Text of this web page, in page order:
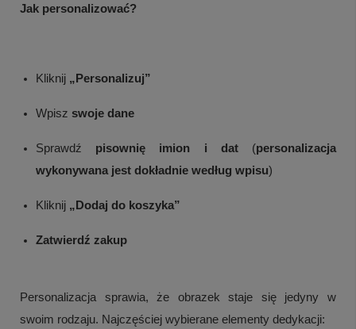
Jak personalizować?
Kliknij „Personalizuj”
Wpisz swoje dane
Sprawdź pisownię imion i dat(personalizacja
wykonywana jest dokładnie według wpisu)
Kliknij „Dodaj do koszyka”
Zatwierdź zakup
Personalizacja sprawia, że obrazek staje się jedyny w
swoim rodzaju. Najczęściej wybierane elementy dedykacji: